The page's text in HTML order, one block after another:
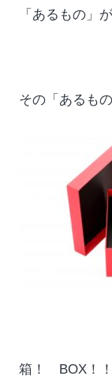
「あるもの」
その「あるも
箱！ BOX！！